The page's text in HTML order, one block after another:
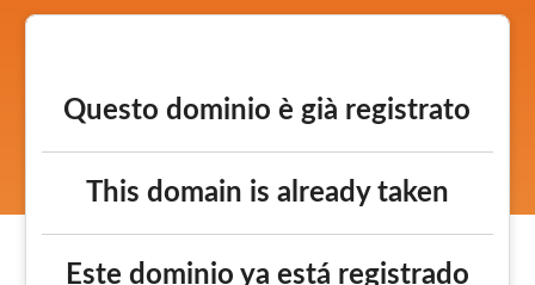
Questo dominio è già registrato
This domain is already taken
Este dominio ya está registrado